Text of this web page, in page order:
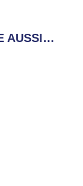
AUSSI…